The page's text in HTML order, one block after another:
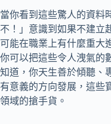
當你看到這些驚人的資料
不！」意識到如果不建立
可能在職業上有什麼重大
你可以把這些令人洩氣的
知道，你天生善於傾聽、
有意義的方向發展，這些
領域的搶手貨。